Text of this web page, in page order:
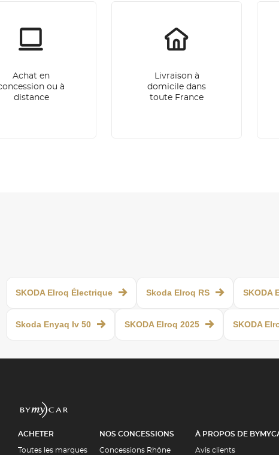
Achat en
ou à
distance
Livraison à
domicile dans
toute France
SKODA Elroq Électrique Skoda Elroq RS SKODA
Skoda Enyaq Iv 50 SKODA Elroq 2025 SKODA
ACHETER
Toutes les marques
NOS CONCESSIONS
Concessions Rhône
À PROPOS DE
Avis clients